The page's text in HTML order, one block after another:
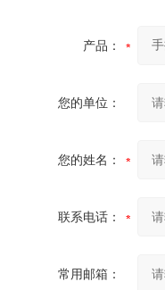
产品：
您的单位：
您的姓名：
联系电话：
常用邮箱：